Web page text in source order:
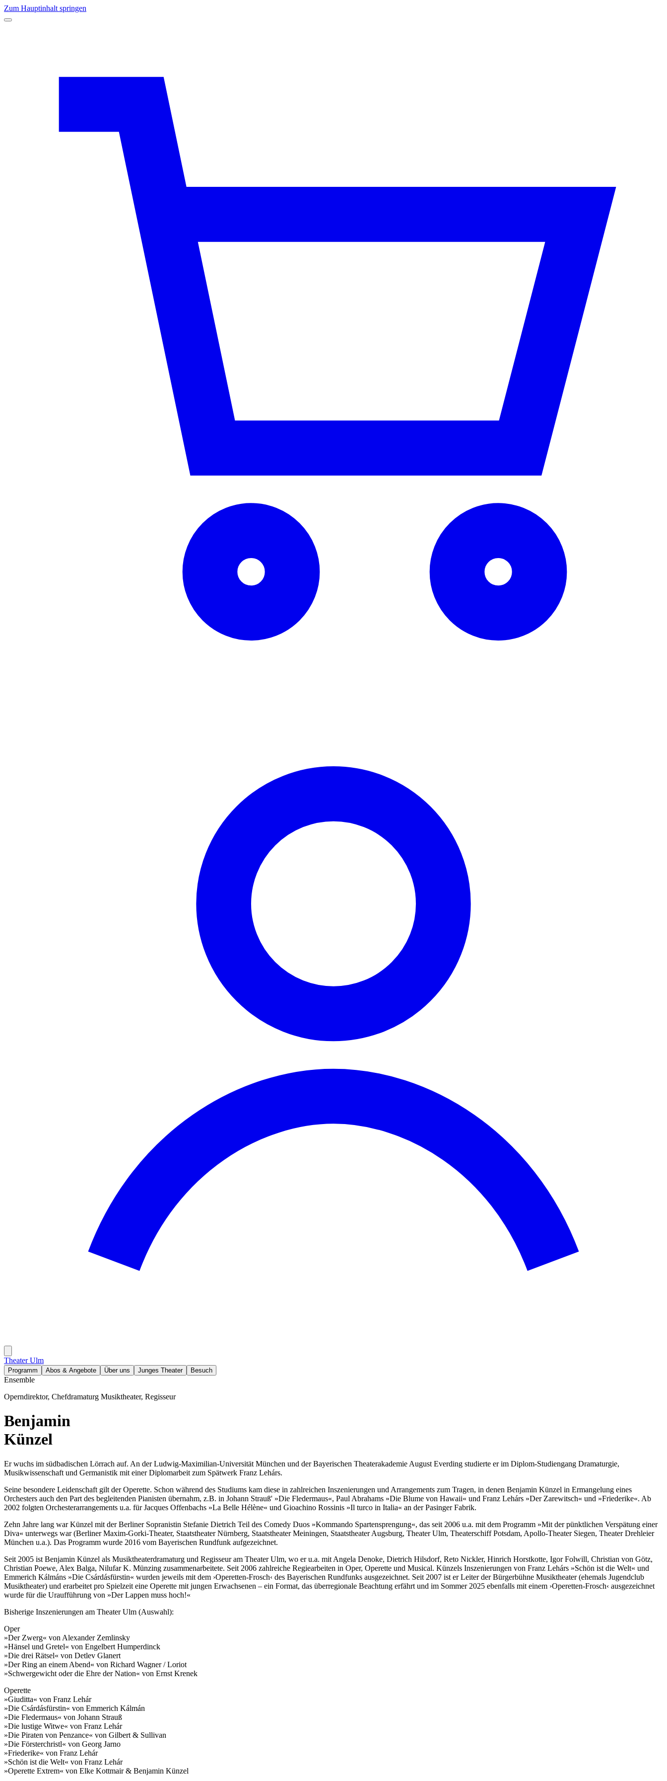
Zum Hauptinhalt springen
Theater Ulm
Programm Abos & Angebote Über uns Junges Theater Besuch
Ensemble
Operndirektor, Chefdramaturg Musiktheater, Regisseur
Benjamin
Künzel
Er wuchs im südbadischen Lörrach auf. An der Ludwig-Maximilian-Universität München und der Bayerischen Theaterakademie August Everding studierte er im Diplom-Studiengang Dramaturgie,
Musikwissenschaft und Germanistik mit einer Diplomarbeit zum Spätwerk Franz Lehárs.
Seine besondere Leidenschaft gilt der Operette. Schon während des Studiums kam diese in zahlreichen Inszenierungen und Arrangements zum Tragen, in denen Benjamin Künzel in Ermangelung eines
Orchesters auch den Part des begleitenden Pianisten übernahm, z.B. in Johann Strauß' »Die Fledermaus«, Paul Abrahams »Die Blume von Hawaii« und Franz Lehárs »Der Zarewitsch« und »Friederike«. Ab
2002 folgten Orchesterarrangements u.a. für Jacques Offenbachs »La Belle Hélène« und Gioachino Rossinis »Il turco in Italia« an der Pasinger Fabrik.
Zehn Jahre lang war Künzel mit der Berliner Sopranistin Stefanie Dietrich Teil des Comedy Duos »Kommando Spartensprengung«, das seit 2006 u.a. mit dem Programm »Mit der pünktlichen Verspätung einer
Diva« unterwegs war (Berliner Maxim-Gorki-Theater, Staatstheater Nürnberg, Staatstheater Meiningen, Staatstheater Augsburg, Theater Ulm, Theaterschiff Potsdam, Apollo-Theater Siegen, Theater Drehleier
München u.a.). Das Programm wurde 2016 vom Bayerischen Rundfunk aufgezeichnet.
Seit 2005 ist Benjamin Künzel als Musiktheaterdramaturg und Regisseur am Theater Ulm, wo er u.a. mit Angela Denoke, Dietrich Hilsdorf, Reto Nickler, Hinrich Horstkotte, Igor Folwill, Christian von Götz,
Christian Poewe, Alex Balga, Nilufar K. Münzing zusammenarbeitete. Seit 2006 zahlreiche Regiearbeiten in Oper, Operette und Musical. Künzels Inszenierungen von Franz Lehárs »Schön ist die Welt« und
Emmerich Kálmáns »Die Csárdásfürstin« wurden jeweils mit dem ›Operetten-Frosch‹ des Bayerischen Rundfunks ausgezeichnet. Seit 2007 ist er Leiter der Bürgerbühne Musiktheater (ehemals Jugendclub
Musiktheater) und erarbeitet pro Spielzeit eine Operette mit jungen Erwachsenen – ein Format, das überregionale Beachtung erfährt und im Sommer 2025 ebenfalls mit einem ›Operetten-Frosch‹ ausgezeichnet
wurde für die Uraufführung von »Der Lappen muss hoch!«
Bisherige Inszenierungen am Theater Ulm (Auswahl):
Oper
»Der Zwerg« von Alexander Zemlinsky
»Hänsel und Gretel« von Engelbert Humperdinck
»Die drei Rätsel« von Detlev Glanert
»Der Ring an einem Abend« von Richard Wagner / Loriot
»Schwergewicht oder die Ehre der Nation« von Ernst Krenek
Operette
»Giuditta« von Franz Lehár
»Die Csárdásfürstin« von Emmerich Kálmán
»Die Fledermaus« von Johann Strauß
»Die lustige Witwe« von Franz Lehár
»Die Piraten von Penzance« von Gilbert & Sullivan
»Die Försterchristl« von Georg Jarno
»Friederike« von Franz Lehár
»Schön ist die Welt« von Franz Lehár
»Operette Extrem« von Elke Kottmair & Benjamin Künzel